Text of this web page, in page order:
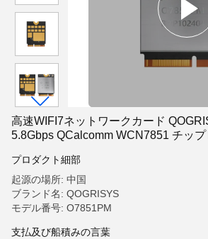
高速WIFI7ネットワークカード
5.8Gbps QCalcomm WCN7851 チッ
プロダクト細部
起源の場所: 中国
ブランド名: QOGRISYS
モデル番号: O7851PM
支払及び船積みの言葉